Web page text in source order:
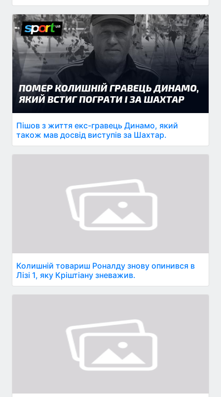
Пішов з життя екс-гравець Динамо, який
також мав досвід виступів за Шахтар.
Колишній товариш Роналду знову опинився в
Лізі 1, яку Кріштіану зневажив.